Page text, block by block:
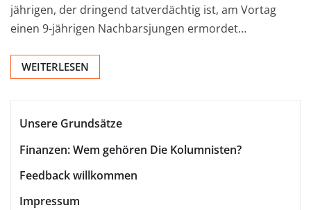
jährigen, der dringend tatverdächtig ist, am Vortag
einen 9-jährigen Nachbarsjungen ermordet…
WEITERLESEN
Unsere Grundsätze
Finanzen: Wem gehören Die Kolumnisten?
Feedback willkommen
Impressum